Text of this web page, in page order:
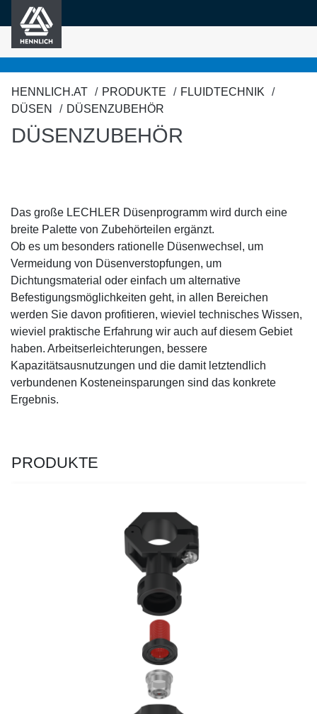
springen
HENNLICH.AT PRODUKTE
FLUIDTECHNIK
DÜSEN
DÜSENZUBEHÖR
DÜSENZUBEHÖR
Das große LECHLER Düsenprogramm wird durch eine
breite Palette von Zubehörteilen ergänzt.
Ob es um besonders rationelle Düsenwechsel, um
Vermeidung von Düsenverstopfungen, um
Dichtungsmaterial oder einfach um alternative
Befestigungsmöglichkeiten geht, in allen Bereichen
werden Sie davon profitieren, wieviel technisches Wissen,
wieviel praktische Erfahrung wir auch auf diesem Gebiet
haben. Arbeitserleichterungen, bessere
Kapazitätsausnutzungen und die damit letztendlich
verbundenen Kosteneinsparungen sind das konkrete
Ergebnis.
PRODUKTE